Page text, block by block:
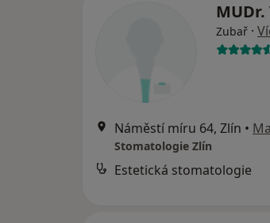
Zubař ·
Náměstí míru 64, Zlín •
Stomatologie Zlín
Estetická stomatologie